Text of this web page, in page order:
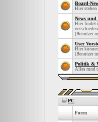
Board-
Hier
News
Hier findet
(Benutzer
User
Hier
(Benutzer
Politik &
Alles rund
PC
Foren